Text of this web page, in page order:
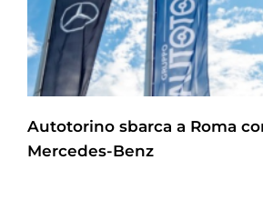
Autotorino sbarca a Roma
Mercedes-Benz